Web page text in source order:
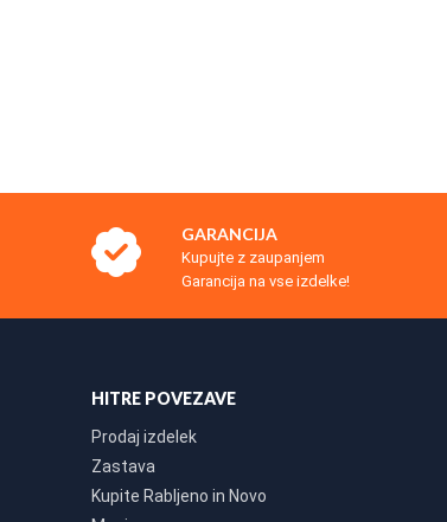
GARANCIJA
Kupujte z zaupanjem
Garancija na vse izdelke!
HITRE POVEZAVE
Prodaj izdelek
Zastava
Kupite Rabljeno in Novo